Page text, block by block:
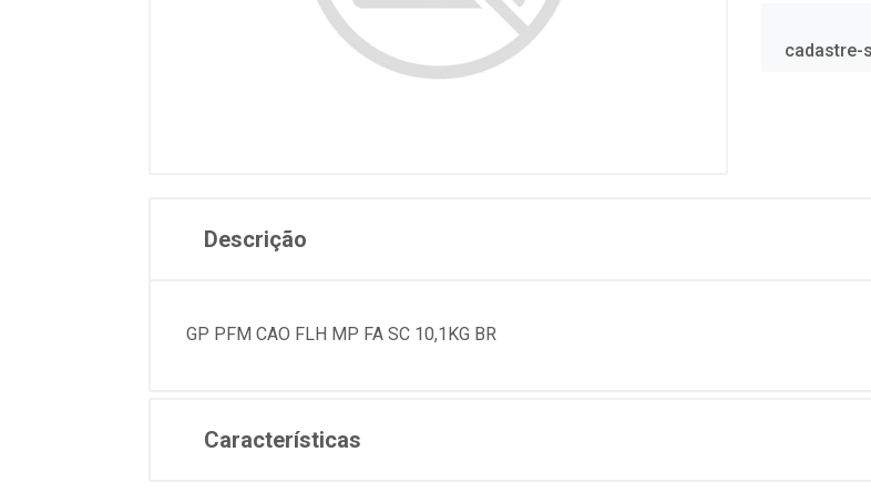
cadastre-
Descrição
GP PFM CAO FLH MP FA SC 10,1KG BR
Características